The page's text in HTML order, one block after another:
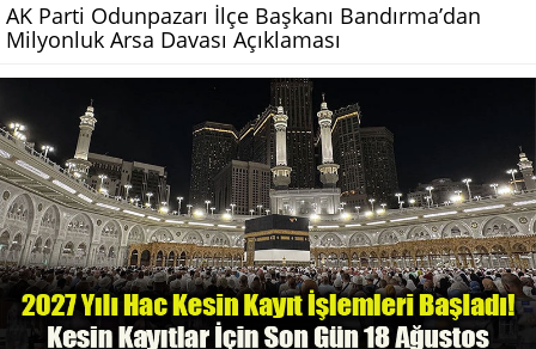
AK Parti Odunpazarı İlçe Başkanı Bandırma’dan
Milyonluk Arsa Davası Açıklaması